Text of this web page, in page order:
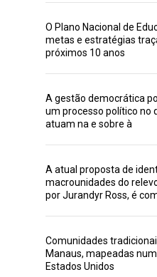
O Plano Nacional de
metas e estratégias
próximos 10 anos
A gestão democrática
um processo político no
atuam na e sobre à
A atual proposta de
macrounidades do
por Jurandyr Ross, é
Comunidades
Manaus, mapeadas
Estados Unidos